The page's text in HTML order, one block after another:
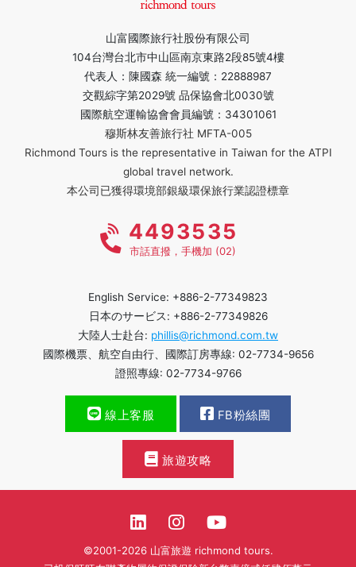
山富國際旅行社股份有限公司
104台灣台北市中山區南京東路2段85號4樓
代表人：陳國森 統一編號：22888987
交觀綜字第2029號 品保協會北0030號
國際航空運輸協會會員編號：34301061
穆斯林友善旅行社 MFTA-005
Richmond Tours is the representative in Taiwan for the ATPI
global travel network.
本公司已獲得環境部銀級環保旅行業認證標章
4493535
市話直撥，手機加 (02)
English Service: +886-2-77349823
日本のサービス: +886-2-77349826
大陸人士赴台: phillis@richmond.com.tw
國際機票、航空自由行、國際訂房專線: 02-7734-9656
證照專線: 02-7734-9766
線上客服 FB粉絲團
旅遊攻略
©2001-2026 山富旅遊 richmond tours.